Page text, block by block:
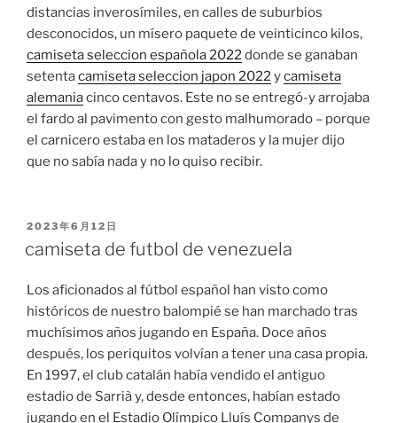
distancias inverosímiles, en calles de suburbios
desconocidos, un mísero paquete de veinticinco kilos,
camiseta seleccion española 2022donde se ganaban
setentacamiseta seleccion japon 2022ycamiseta
alemaniacinco centavos. Este no se entregó-y arrojaba
el fardo al pavimento con gesto malhumorado – porque
el carnicero estaba en los mataderos y la mujer dijo
que no sabía nada y no lo quiso recibir.
PUBLICADO
2023年6月12日
camiseta de futbol de venezuela
Los aficionados al fútbol español han visto como
históricos de nuestro balompié se han marchado tras
muchísimos años jugando en España. Doce años
después, los periquitos volvían a tener una casa propia.
En 1997, el club catalán había vendido el antiguo
estadio de Sarrià y, desde entonces, habían estado
jugando en el Estadio Olímpico Lluís Companys de